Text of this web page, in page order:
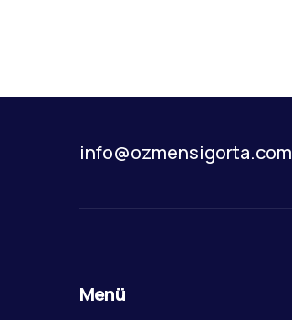
info@ozmensigorta.com
Menü